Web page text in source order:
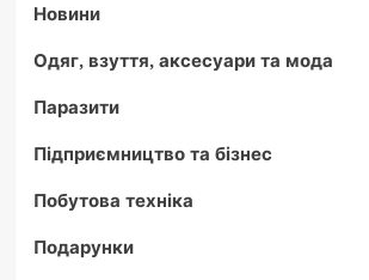
Новини
Одяг, взуття, аксесуари та мода
Паразити
Підприємництво та бізнес
Побутова техніка
Подарунки